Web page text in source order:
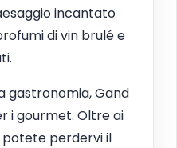
incantato
di vin brulé e
gastronomia, Gand
i gourmet. Oltre ai
potete perdervi il